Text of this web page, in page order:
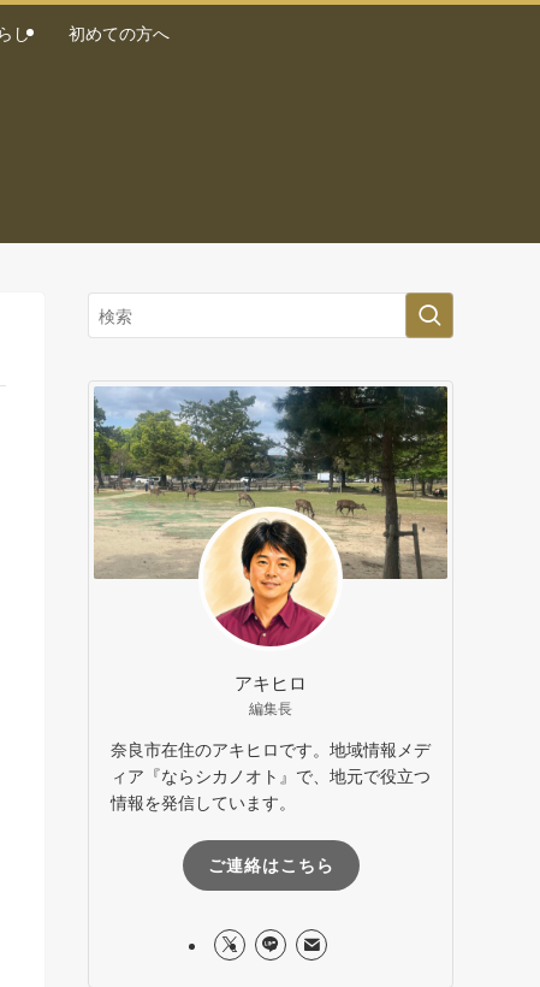
し 初めての方へ
アキヒロ
編集長
奈良市在住のアキヒロです。地域情報メデ
ィア『ならシカノオト』で、地元で役立つ
情報を発信しています。
ご連絡はこちら